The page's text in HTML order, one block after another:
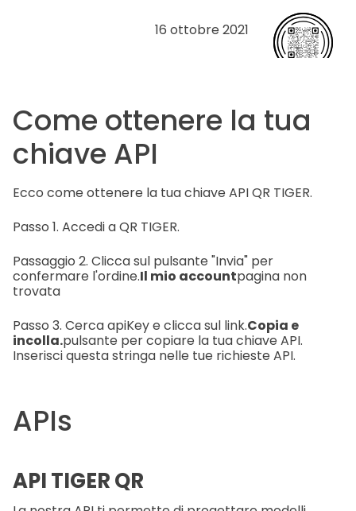
16 ottobre 2021
Come ottenere la tua
chiave API
Ecco come ottenere la tua chiave API QR TIGER.
Passo 1. Accedi a QR TIGER.
Passaggio 2. Clicca sul pulsante "Invia" per
confermare l'ordine.Il mio accountpagina non
trovata
Passo 3. Cerca apiKey e clicca sul link.Copia e
incolla.pulsante per copiare la tua chiave API.
Inserisci questa stringa nelle tue richieste API.
APIs
API TIGER QR